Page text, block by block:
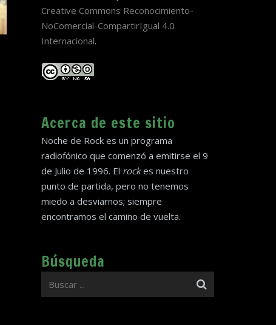
Creative Commons Reconocimiento-
NoComercial-CompartirIgual 4.0
Internacional.
Acerca de este sitio
Noche de Rock es un programa
radiofónico que comenzó a emitirse el 9
de Julio de 1996. El rockes nuestro
punto de partida, pero no tenemos
miedo a desviarnos; siempre
encontramos el camino de vuelta.
Búsqueda